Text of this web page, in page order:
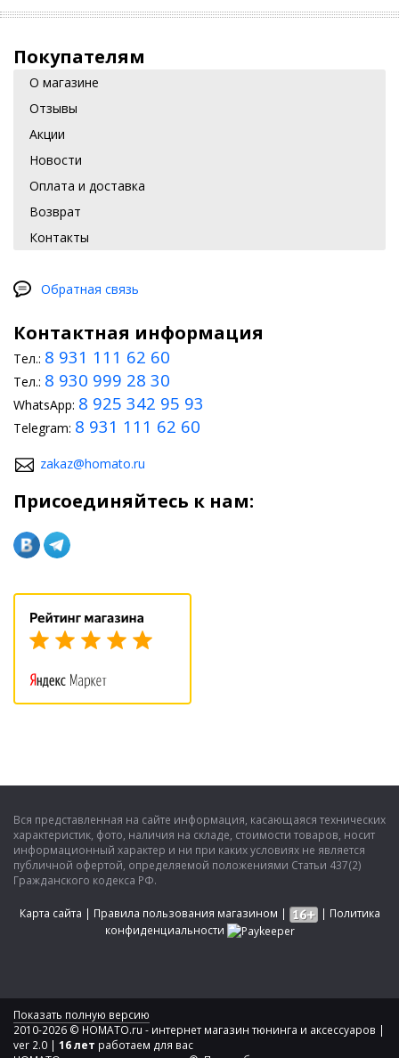
Покупателям
О магазине
Отзывы
Акции
Новости
Оплата и доставка
Возврат
Контакты
Обратная связь
Контактная информация
Тел.: 8 931 111 62 60
Тел.: 8 930 999 28 30
WhatsApp: 8 925 342 95 93
Telegram: 8 931 111 62 60
zakaz@homato.ru
Присоединяйтесь к нам:
Вся представленная на сайте информация, касающаяся технических
характеристик, фото, наличия на складе, стоимости товаров, носит
информационный характер и ни при каких условиях не является
публичной офертой, определяемой положениями Статьи 437(2)
Гражданского кодекса РФ.
Карта сайта | Правила пользования магазином | | Политика
конфиденциальности
Показать полную версию
2010-2026 © HOMATO.ru - интернет магазин тюнинга и аксессуаров |
ver 2.0 | 16 лет работаем для вас